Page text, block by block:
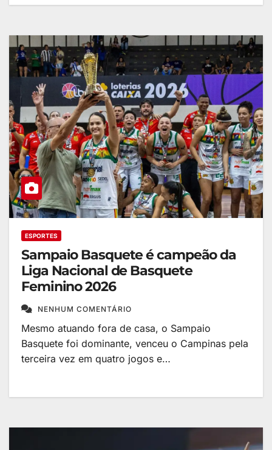
ESPORTES
Sampaio Basquete é campeão da
Liga Nacional de Basquete
Feminino 2026
NENHUM COMENTÁRIO
Mesmo atuando fora de casa, o Sampaio
Basquete foi dominante, venceu o Campinas pela
terceira vez em quatro jogos e…